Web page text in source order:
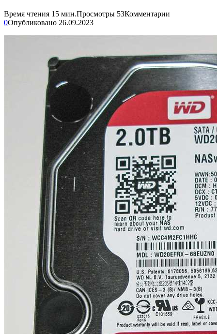
Время чтения 15 мин.Просмотры 53Комментарии
0Опубликовано 26.09.2023